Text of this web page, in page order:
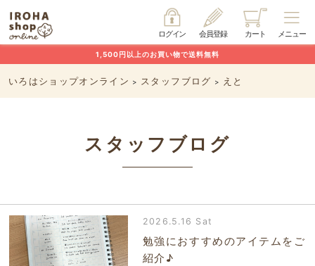
メニュー
カート
会員登録
ログイン
1,500円以上のお買い物で送料無料
いろはショップオンライン > スタッフブログ > えと
スタッフブログ
2026.5.16 Sat
勉強におすすめのアイテムをご
紹介♪